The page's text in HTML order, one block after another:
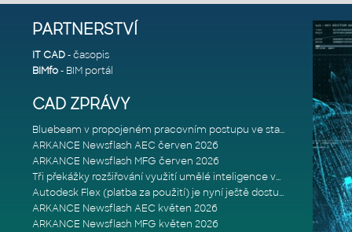
PARTNERSTVÍ
IT CAD- časopis
BIMfo- BIM portál
CAD ZPRÁVY
Bluebeam v propojeném pracovním postupu ve stavebnictví: Proč je int
ARKANCE Newsflash AEC červen 2026
ARKANCE Newsflash MFG červen 2026
Tři překážky rozšiřování využití umělé inteligence ve stavebním prům
Autodesk Flex (platba za použití) je nyní ještě dostupnější
ARKANCE Newsflash AEC květen 2026
ARKANCE Newsflash MFG květen 2026